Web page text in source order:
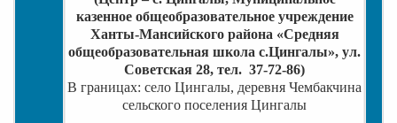
казенное общеобразовательное учреждение
Ханты-Мансийского района «Средняя
общеобразовательная школа с.Цингалы», ул.
Советская 28, тел. 37-72-86)
В границах: село Цингалы, деревня Чембакчина
сельского поселения Цингалы